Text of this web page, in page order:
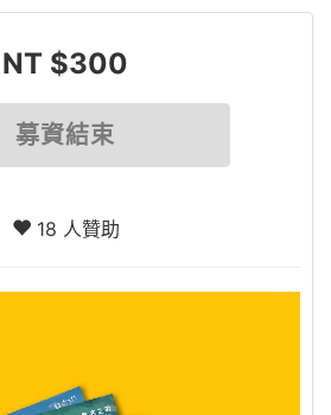
NT $300
募資結束
18 人贊助